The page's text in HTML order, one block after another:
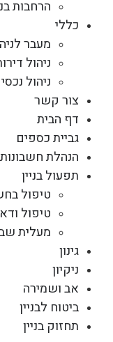
הרחבות
כללי
מעבר
ניהול
ניהול
צור קשר
דף הבית
גביית כספים
הנהלת חשבונות
תפעול בניין
טיפול
טיפול
מעלית
גינון
ניקיון
אב ושמירה
ביטוח לבניין
תחזוק בניין